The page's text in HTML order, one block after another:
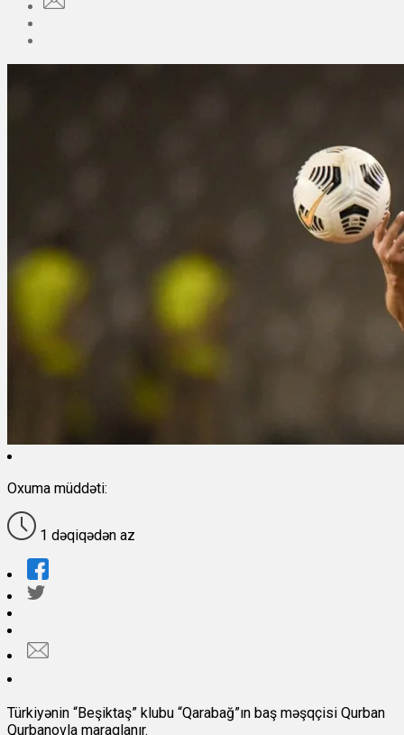
Oxuma müddəti:
1 dəqiqədən az
Türkiyənin “Beşiktaş” klubu “Qarabağ”ın baş məşqçisi Qurban
Qurbanovla maraqlanır.